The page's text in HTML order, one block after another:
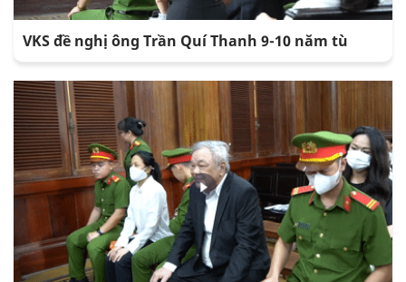
VKS đề nghị ông Trần Quí Thanh 9-10 năm tù